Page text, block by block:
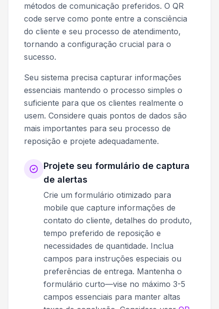
métodos de comunicação preferidos. O QR
code serve como ponte entre a consciência
do cliente e seu processo de atendimento,
tornando a configuração crucial para o
sucesso.
Seu sistema precisa capturar informações
essenciais mantendo o processo simples o
suficiente para que os clientes realmente o
usem. Considere quais pontos de dados são
mais importantes para seu processo de
reposição e projete adequadamente.
Projete seu formulário de captura
de alertas
Crie um formulário otimizado para
mobile que capture informações de
contato do cliente, detalhes do produto,
tempo preferido de reposição e
necessidades de quantidade. Inclua
campos para instruções especiais ou
preferências de entrega. Mantenha o
formulário curto—vise no máximo 3-5
campos essenciais para manter altas